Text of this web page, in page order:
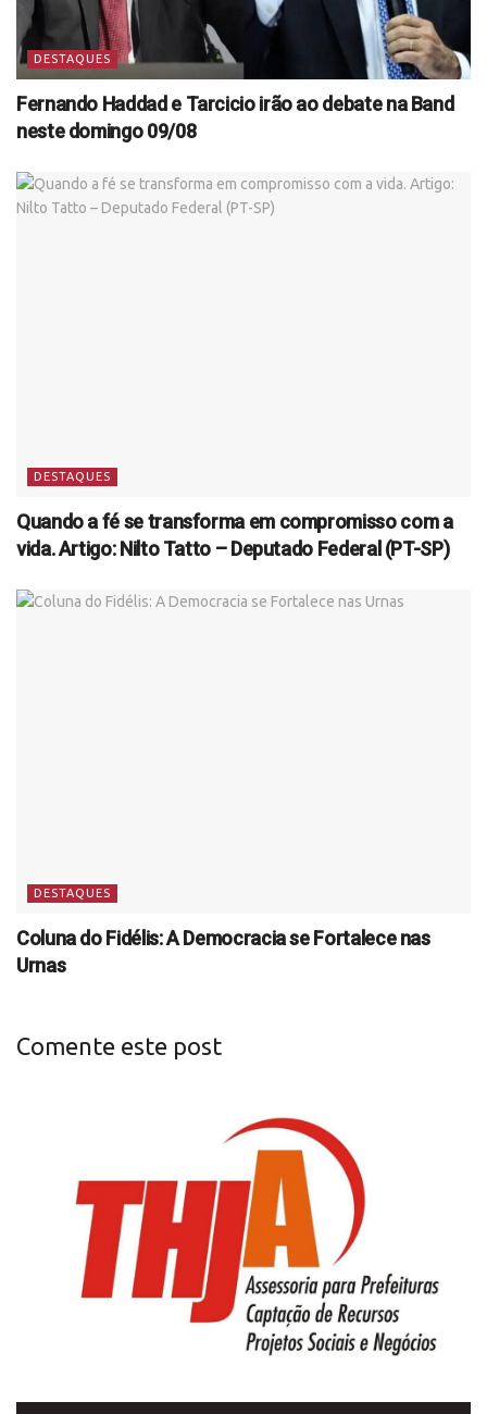
DESTAQUES
Fernando Haddad e Tarcicio irão ao debate na Band
neste domingo 09/08
DESTAQUES
Quando a fé se transforma em compromisso com a
vida. Artigo: Nilto Tatto – Deputado Federal (PT-SP)
DESTAQUES
Coluna do Fidélis: A Democracia se Fortalece nas
Urnas
Comente este post